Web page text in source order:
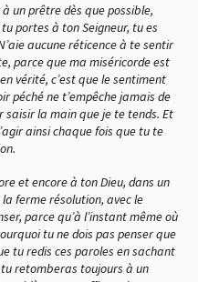
un prêtre dès que possible,
portes à ton Seigneur, tu es
aucune réticence à te sentir
parce que ma miséricorde est
vérité, c’est que le sentiment
péché ne t’empêche jamais de
la main que je te tends. Et
ainsi chaque fois que tu te
et encore à ton Dieu, dans un
ferme résolution, avec le
parce qu’à l’instant même où
tu ne dois pas penser que
tu redis ces paroles en sachant
retomberas toujours à un